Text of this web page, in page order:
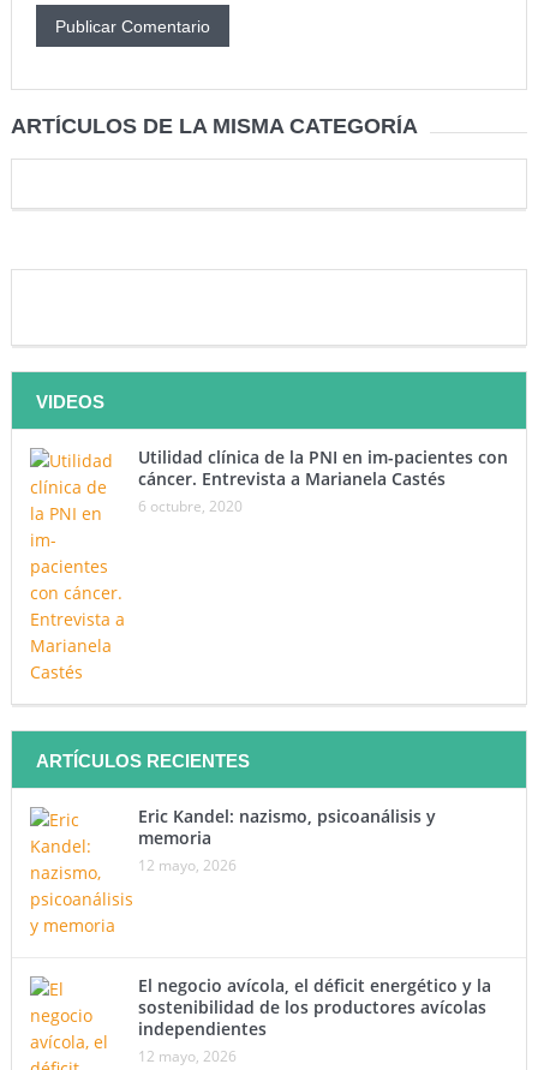
ARTÍCULOS DE LA MISMA CATEGORÍA
VIDEOS
Utilidad clínica de la PNI en im-pacientes con
cáncer. Entrevista a Marianela Castés
6 octubre, 2020
ARTÍCULOS RECIENTES
Eric Kandel: nazismo, psicoanálisis y
memoria
12 mayo, 2026
El negocio avícola, el déficit energético y la
sostenibilidad de los productores avícolas
independientes
12 mayo, 2026